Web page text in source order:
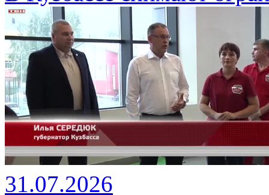
31.07.2026